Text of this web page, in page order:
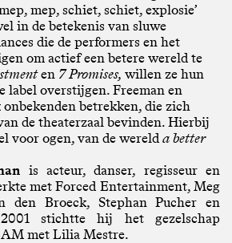
mep, schiet, schiet, explosie’
in de betekenis van sluwe
die de performers en het
om actief een betere wereld te
en 7 Promises, willen ze hun
label overstijgen. Freeman en
betrekken, die zich
de theaterzaal bevinden. Hierbij
voor ogen, van de wereld a better
is acteur, danser, regisseur en
met Forced Entertainment, Meg
den Broeck, Stephan Pucher en
stichtte hij het gezelschap
met Lilia Mestre.